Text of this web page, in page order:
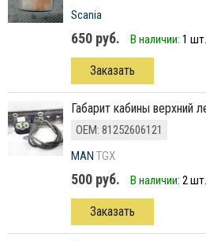
Scania
650 руб. В наличии: 1 шт.
Заказать
габарит кабины верхний
ОЕМ: 81252606121
MAN TGX
500 руб. В наличии: 2 шт.
Заказать